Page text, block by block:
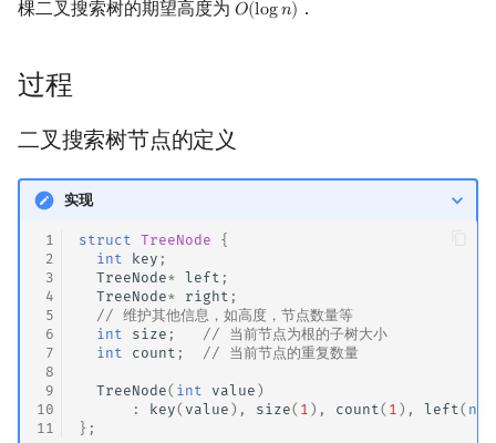
Geany
Sublime Text
Polygon
OJ 工具
LaTeX 入门
Git
编译优化
桶排序
Tim 排序
倍增
构造
Dancing Links
Alpha–Beta 剪枝
优化
插头 DP
计数 DP
动态 DP
概率 DP
DP 套 DP
DP 优化
其它 DP 方法
AC 自动机
后缀数组 (SA)
后缀自动机 (SAM)
后缀平衡树
广义后缀自动机
后缀树
Manacher
回文树
复数
数论
模逆元
升幂引理
同余方程
二次剩余
多项式与生成函数
常系数齐次线性递推
Lagrange 反演
指数生成函数
组合数学
Entringer Number
范德蒙德卷积
线性代数
特征多项式
线性规划
抽象代数
概率论
查找排名为 k 的元素
平衡树简介
平衡性的定义
平衡的调整过程
四种平衡性破坏的情况
动态树分治
树上随机游走
生成树问题
斯坦纳树
拆点
连通性相关
环计数问题
最小环
2-SAT
欧拉图
半平面交
平面最近点对
随机增量法
反演变换
计算几何杂项
字节顺序
约瑟夫问题
表达式求值
在一台机器上规划任务
主元素问题
Garsia–Wachs 算法
15-puzzle
Kahan 求和
棵二叉搜索树的期望高度为 𝑂(log𝑛)
O(logn) ．
过程
二叉搜索树节点的定义
实现
1
2
3
4
5
6
7
8
9
10
11
struct TreeNode
{
int
key ;
TreeNode* left ;
TreeNode* right ;
// 维护其他信息，如高度，节点数量等
int
size ;
// 当前节点为根的子树大小
int
count ; // 当前节点的重复数量
TreeNode( int value )
:
key( value ), size( 1 ), count( 1 ), left(
};